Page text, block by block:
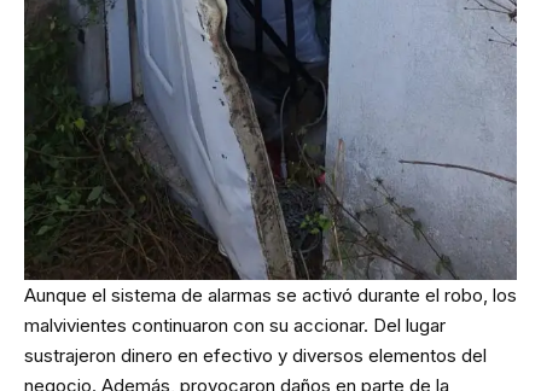
Aunque el sistema de alarmas se activó durante el robo, los
malvivientes continuaron con su accionar. Del lugar
sustrajeron dinero en efectivo y diversos elementos del
negocio. Además, provocaron daños en parte de la